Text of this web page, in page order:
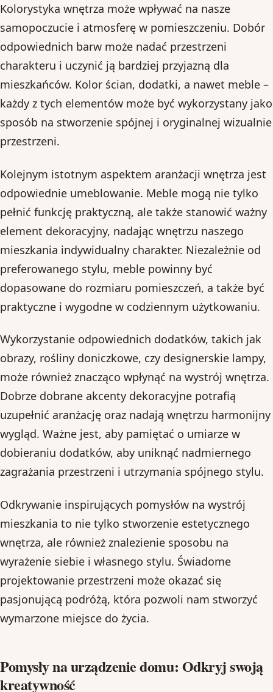
Kolorystyka wnętrza może wpływać na nasze
samopoczucie i atmosferę w pomieszczeniu. Dobór
odpowiednich barw może nadać przestrzeni
charakteru i uczynić ją bardziej przyjazną dla
mieszkańców. Kolor ścian, dodatki, a nawet meble –
każdy z tych elementów może być wykorzystany jako
sposób na stworzenie spójnej i oryginalnej wizualnie
przestrzeni.
Kolejnym istotnym aspektem aranżacji wnętrza jest
odpowiednie umeblowanie. Meble mogą nie tylko
pełnić funkcję praktyczną, ale także stanowić ważny
element dekoracyjny, nadając wnętrzu naszego
mieszkania indywidualny charakter. Niezależnie od
preferowanego stylu, meble powinny być
dopasowane do rozmiaru pomieszczeń, a także być
praktyczne i wygodne w codziennym użytkowaniu.
Wykorzystanie odpowiednich dodatków, takich jak
obrazy, rośliny doniczkowe, czy designerskie lampy,
może również znacząco wpłynąć na wystrój wnętrza.
Dobrze dobrane akcenty dekoracyjne potrafią
uzupełnić aranżację oraz nadają wnętrzu harmonijny
wygląd. Ważne jest, aby pamiętać o umiarze w
dobieraniu dodatków, aby uniknąć nadmiernego
zagrażania przestrzeni i utrzymania spójnego stylu.
Odkrywanie inspirujących pomysłów na wystrój
mieszkania to nie tylko stworzenie estetycznego
wnętrza, ale również znalezienie sposobu na
wyrażenie siebie i własnego stylu. Świadome
projektowanie przestrzeni może okazać się
pasjonującą podróżą, która pozwoli nam stworzyć
wymarzone miejsce do życia.
Pomysły na urządzenie domu: Odkryj swoją
kreatywność